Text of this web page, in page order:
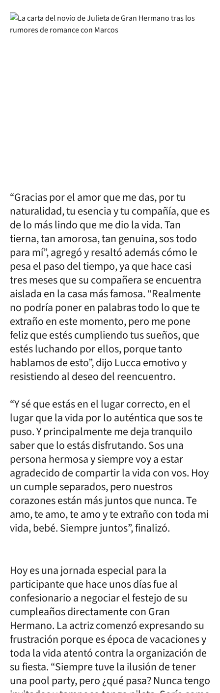
“Gracias por el amor que me das, por tu
naturalidad, tu esencia y tu compañía, que es
de lo más lindo que me dio la vida. Tan
tierna, tan amorosa, tan genuina, sos todo
para mí”, agregó y resaltó además cómo le
pesa el paso del tiempo, ya que hace casi
tres meses que su compañera se encuentra
aislada en la casa más famosa. “Realmente
no podría poner en palabras todo lo que te
extraño en este momento, pero me pone
feliz que estés cumpliendo tus sueños, que
estés luchando por ellos, porque tanto
hablamos de esto”, dijo Lucca emotivo y
resistiendo al deseo del reencuentro.
“Y sé que estás en el lugar correcto, en el
lugar que la vida por lo auténtica que sos te
puso. Y principalmente me deja tranquilo
saber que lo estás disfrutando. Sos una
persona hermosa y siempre voy a estar
agradecido de compartir la vida con vos. Hoy
un cumple separados, pero nuestros
corazones están más juntos que nunca. Te
amo, te amo, te amo y te extraño con toda mi
vida, bebé. Siempre juntos”, finalizó.
Hoy es una jornada especial para la
participante que hace unos días fue al
confesionario a negociar el festejo de su
cumpleaños directamente con Gran
Hermano. La actriz comenzó expresando su
frustración porque es época de vacaciones y
toda la vida atentó contra la organización de
su fiesta. “Siempre tuve la ilusión de tener
una pool party, pero ¿qué pasa? Nunca tengo